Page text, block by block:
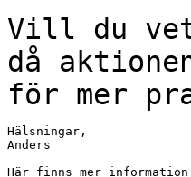
Vill du
då
för mer
Hälsningar,
Anders